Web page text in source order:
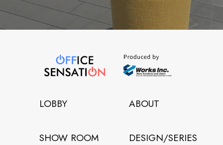
LOBBY ABOUT
SHOW ROOM DESIGN/SERIES